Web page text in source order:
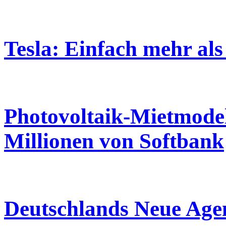
Tesla: Einfach mehr
Photovoltaik-
Millionen von Softbank
Deutschlands Neue